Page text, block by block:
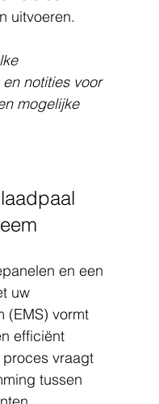
uitvoeren.
en notities voor
mogelijke
en een
uw
(EMS) vormt
efficiënt
vraagt
tussen